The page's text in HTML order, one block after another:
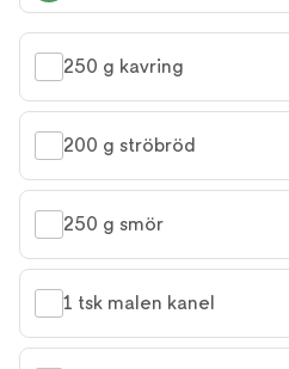
250 g kavring
200 g ströbröd
250 g smör
1 tsk malen kanel